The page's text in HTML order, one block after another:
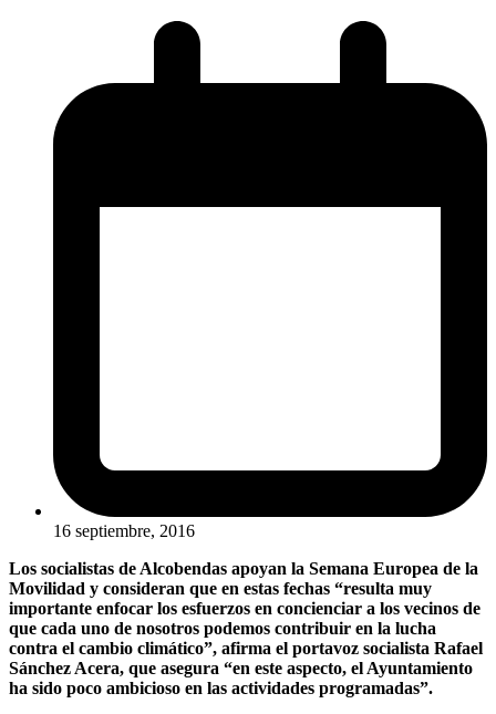
16 septiembre, 2016
Los socialistas de Alcobendas apoyan la Semana Europea de la
Movilidad y consideran que en estas fechas “resulta muy
importante enfocar los esfuerzos en concienciar a los vecinos de
que cada uno de nosotros podemos contribuir en la lucha
contra el cambio climático”, afirma el portavoz socialista Rafael
Sánchez Acera, que asegura “en este aspecto, el Ayuntamiento
ha sido poco ambicioso en las actividades programadas”.